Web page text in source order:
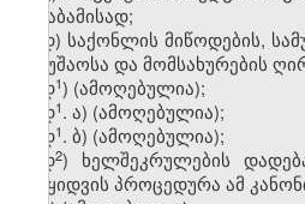
შესაბამისად;
დ) საქონლის მიწოდების,
სამუშაოსა და მომსახურების
დ​1) (ამოღებულია);
დ​1. ა) (ამოღებულია);
დ​1. ბ) (ამოღებულია);
დ​2) ხელშეკრულების
შესყიდვის პროცედურა ამ